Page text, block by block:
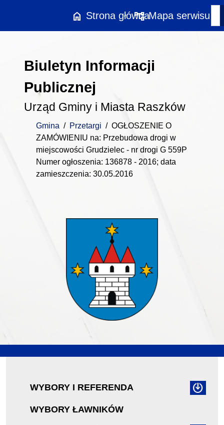
home Strona główna
account_treeMapa serwisu
Biuletyn Informacji
Publicznej
Urząd Gminy i Miasta Raszków
Gmina / Przetargi / OGŁOSZENIE O
ZAMÓWIENIU na: Przebudowa drogi w
miejscowości Grudzielec - nr drogi G 559P
Numer ogłoszenia: 136878 - 2016; data
zamieszczenia: 30.05.2016
WYBORY I REFERENDA
WYBORY ŁAWNIKÓW